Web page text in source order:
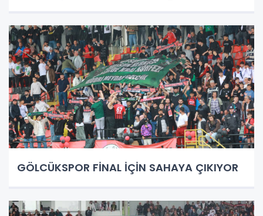
GÖLCÜKSPOR FİNAL İÇİN SAHAYA ÇIKIYOR